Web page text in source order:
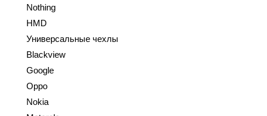
Nothing
HMD
Универсальные чехлы
Blackview
Google
Oppo
Nokia